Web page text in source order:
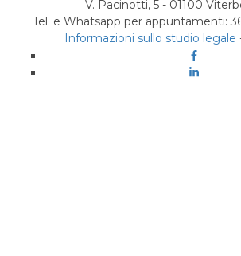
V. Pacinotti, 5 - 01100
Tel. e Whatsapp per appuntamenti:
Informazioni sullo studio legale
Facebook
Linkedin